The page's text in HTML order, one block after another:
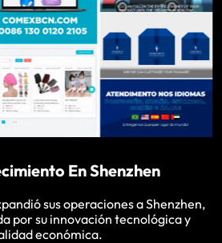
En Shenzhen
sus operaciones a Shenzhen,
por su innovación tecnológica y
económica.